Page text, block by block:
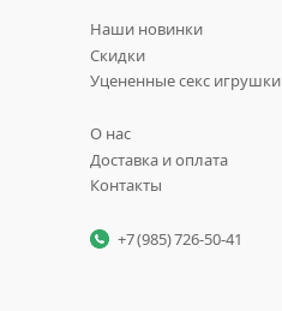
Наши новинки
Скидки
Уцененные секс игрушки
О нас
Доставка и оплата
Контакты
+7 (985) 726-50-41